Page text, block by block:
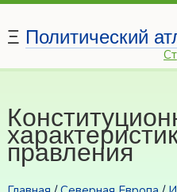
Ξ Политический
правления